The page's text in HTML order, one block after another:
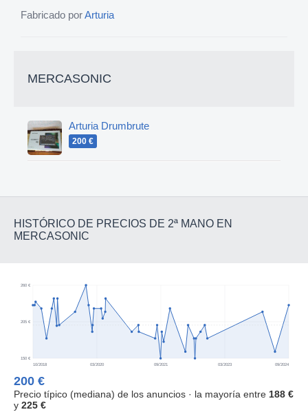
Fabricado porArturia
MERCASONIC
Arturia Drumbrute
200 €
HISTÓRICO DE PRECIOS DE 2ª MANO EN
MERCASONIC
150 €
205 €
260 €
10/2018 03/2020 09/2021 03/2023 09/2024
200 €
Precio típico (mediana) de los anuncios · la mayoría entre 188 €
y 225 €